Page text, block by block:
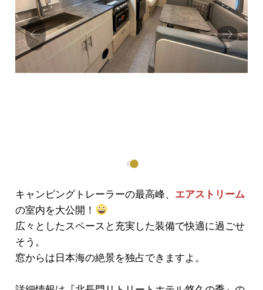
Prev
ious
Next
キャンピングトレーラーの最高峰、 エアストリーム
の室内を大公開！
広々としたスペースと充実した装備で快適に過ごせ
そう。
窓からは日本海の絶景を独占できますよ。